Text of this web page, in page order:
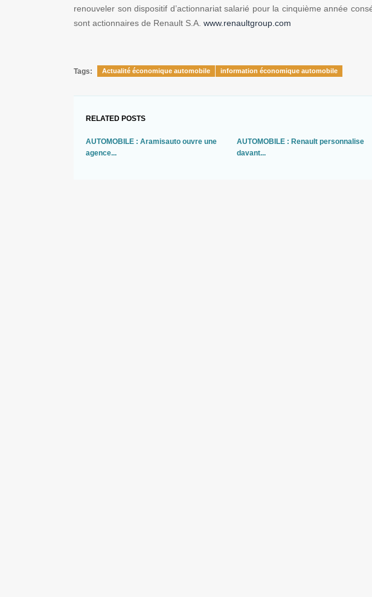
renouveler son dispositif d’actionnariat salarié pour la cinquième année
sont actionnaires de Renault S.A. www.renaultgroup.com
Tags: Actualité économique automobile information économique automobile
RELATED POSTS
AUTOMOBILE : Aramisauto ouvre une
agence...
AUTOMOBILE : Renault personnalise
davant...